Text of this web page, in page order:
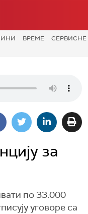
ВРЕМЕ СЕРВИСНЕ
за
по 33.000
уговoре са